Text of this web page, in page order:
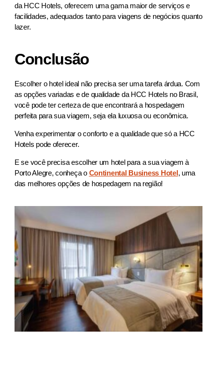
da HCC Hotels, oferecem uma gama maior de serviços e
facilidades, adequados tanto para viagens de negócios quanto
lazer.
Conclusão
Escolher o hotel ideal não precisa ser uma tarefa árdua. Com
as opções variadas e de qualidade da HCC Hotels no Brasil,
você pode ter certeza de que encontrará a hospedagem
perfeita para sua viagem, seja ela luxuosa ou econômica.
Venha experimentar o conforto e a qualidade que só a HCC
Hotels pode oferecer.
E se você precisa escolher um hotel para a sua viagem à
Porto Alegre, conheça o Continental Business Hotel , uma
das melhores opções de hospedagem na região!